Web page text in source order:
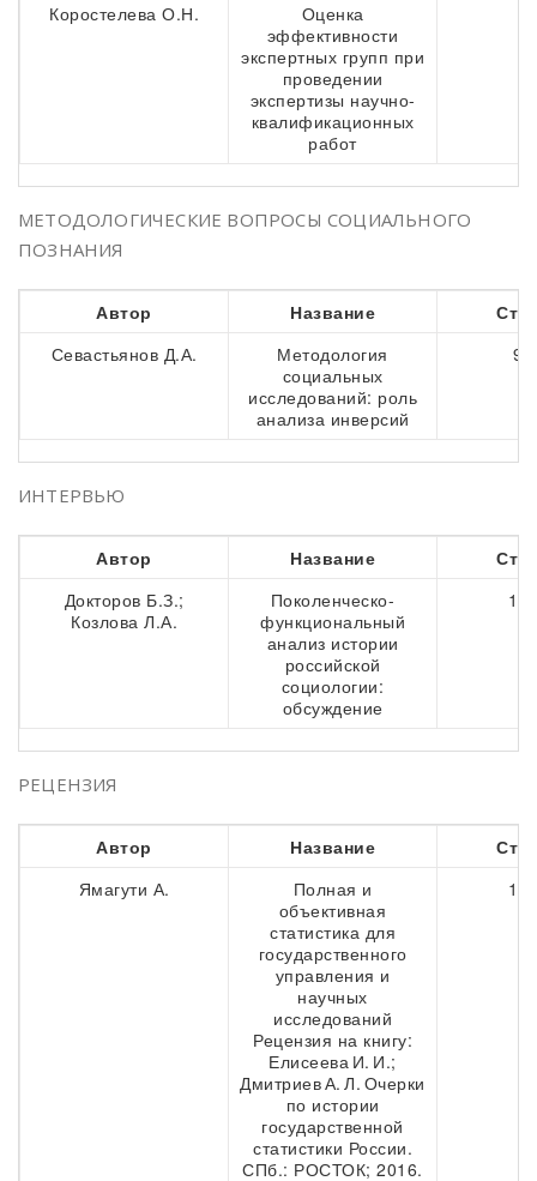
Коростелева О.Н.
Оценка
эффективности
экспертных групп при
проведении
экспертизы научно-
квалификационных
работ
МЕТОДОЛОГИЧЕСКИЕ ВОПРОСЫ СОЦИАЛЬНОГО
ПОЗНАНИЯ
Автор Название
Севастьянов Д.А.
Методология
социальных
исследований: роль
анализа инверсий
ИНТЕРВЬЮ
Автор Название
Докторов Б.З.;
Козлова Л.А.
Поколенческо-
функциональный
анализ истории
российской
социологии:
обсуждение
РЕЦЕНЗИЯ
Автор Название
Ямагути А.
Полная и
объективная
статистика для
государственного
управления и
научных
исследований
Рецензия на книгу:
Елисеева И. И.;
Дмитриев А. Л. Очерки
по истории
государственной
статистики России.
СПб.: РОСТОК; 2016.